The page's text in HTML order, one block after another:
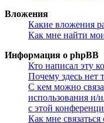
Вложения
Какие вложения
Как мне найти
Информация о phpBB
Кто написал эту
Почему здесь нет
С кем можно
использования и/
с этой
Как мне